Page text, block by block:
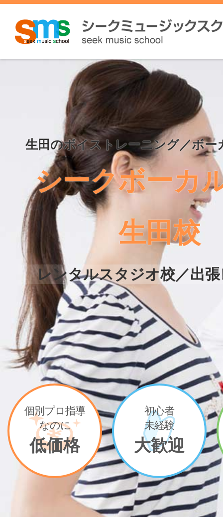
生田のボイストレーニング／ボー
シークボーカ
生田校
レンタルスタジオ校／出
個別プロ指導
なのに
低価格
初心者
未経験
大歓迎